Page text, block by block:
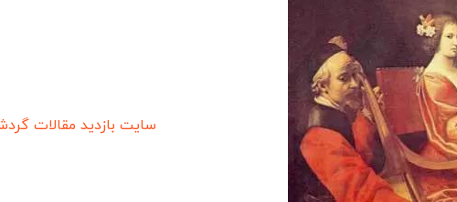
سایت بازدید مقالات